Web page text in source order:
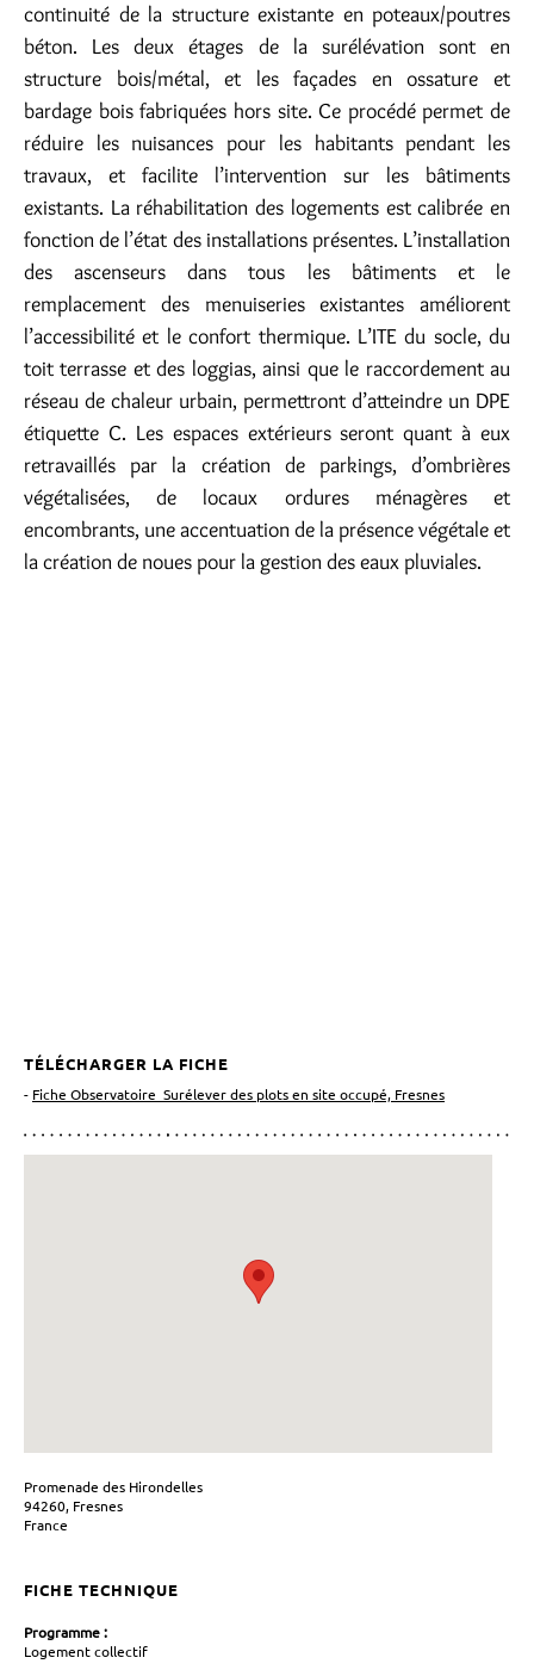
continuité de la structure existante en poteaux/poutres
béton. Les deux étages de la surélévation sont en
structure bois/métal, et les façades en ossature et
bardage bois fabriquées hors site. Ce procédé permet de
réduire les nuisances pour les habitants pendant les
travaux, et facilite l’intervention sur les bâtiments
existants. La réhabilitation des logements est calibrée en
fonction de l’état des installations présentes. L’installation
des ascenseurs dans tous les bâtiments et le
remplacement des menuiseries existantes améliorent
l’accessibilité et le confort thermique. L’ITE du socle, du
toit terrasse et des loggias, ainsi que le raccordement au
réseau de chaleur urbain, permettront d’atteindre un DPE
étiquette C. Les espaces extérieurs seront quant à eux
retravaillés par la création de parkings, d’ombrières
végétalisées, de locaux ordures ménagères et
encombrants, une accentuation de la présence végétale et
la création de noues pour la gestion des eaux pluviales.
TÉLÉCHARGER LA FICHE
- Fiche Observatoire_Surélever des plots en site occupé, Fresnes
Promenade des Hirondelles
94260, Fresnes
France
FICHE TECHNIQUE
Programme :
Logement collectif